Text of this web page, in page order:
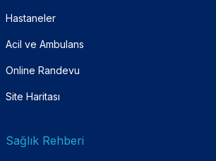
Hastaneler
Acil ve Ambulans
Online Randevu
Site Haritası
Sağlık Rehberi